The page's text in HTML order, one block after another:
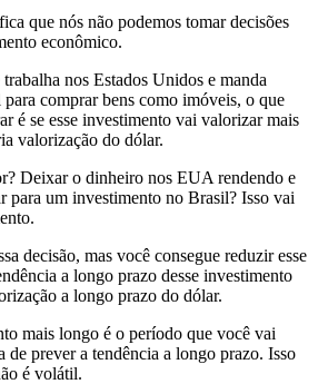
que nós não podemos tomar decisões
econômico.
nos Estados Unidos e manda
comprar bens como imóveis, o que
é se esse investimento vai valorizar mais
valorização do dólar.
Deixar o dinheiro nos EUA rendendo e
para um investimento no Brasil? Isso vai
decisão, mas você consegue reduzir esse
a longo prazo desse investimento
a longo prazo do dólar.
mais longo é o período que você vai
de prever a tendência a longo prazo. Isso
é volátil.